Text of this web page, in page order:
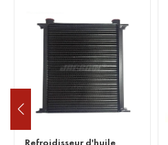
Refroidisseur d'huile